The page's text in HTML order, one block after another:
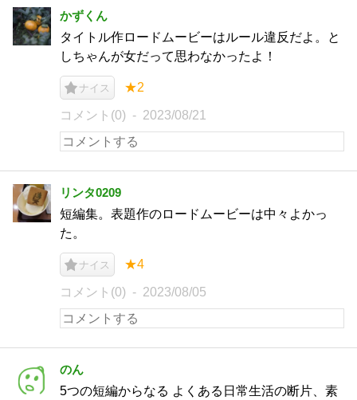
かずくん
タイトル作ロードムービーはルール違反だよ。と
しちゃんが女だって思わなかったよ！
ナイス ★2
コメント(0) 2023/08/21
リンタ0209
短編集。表題作のロードムービーは中々よかっ
た。
ナイス ★4
コメント(0) 2023/08/05
のん
5つの短編からなる よくある日常生活の断片、素